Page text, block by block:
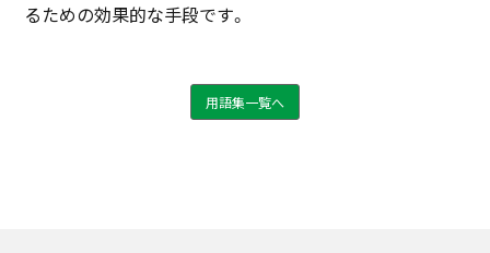
るための効果的な手段です。
用語集一覧へ